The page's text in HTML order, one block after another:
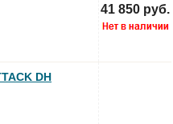
41 850 руб.
DH